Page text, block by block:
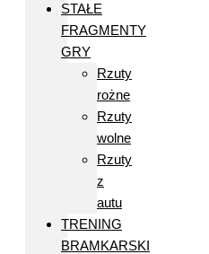
STAŁE
FRAGMENTY
GRY
Rzuty
rożne
Rzuty
wolne
Rzuty
z
autu
TRENING
BRAMKARSKI